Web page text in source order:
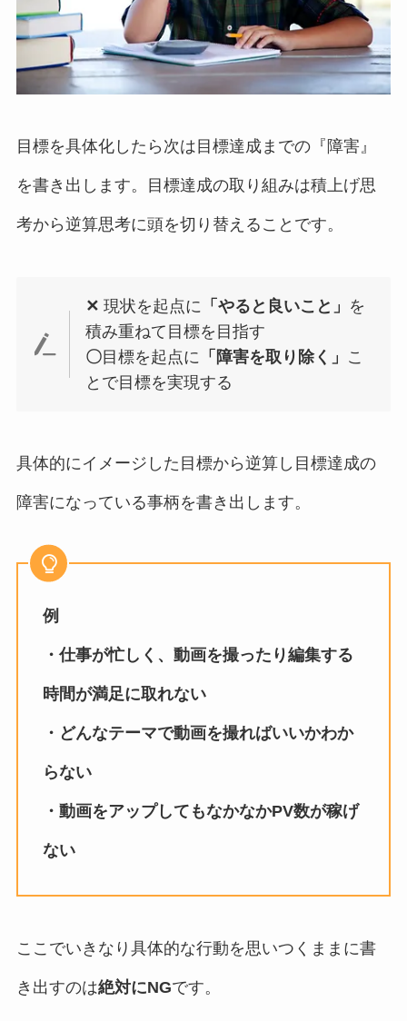
目標を具体化したら次は目標達成までの『障害』
を書き出します。目標達成の取り組みは積上げ思
考から逆算思考に頭を切り替えることです。
✕現状を起点に 「やると良いこと」 を
積み重ねて目標を目指す
〇目標を起点に 「障害を取り除く」 こ
とで目標を実現する
具体的にイメージした目標から逆算し目標達成の
障害になっている事柄を書き出します。
例
・仕事が忙しく、動画を撮ったり編集する
時間が満足に取れない
・どんなテーマで動画を撮ればいいかわか
らない
・動画をアップしてもなかなかPV数が稼げ
ない
ここでいきなり具体的な行動を思いつくままに書
き出すのは絶対にNGです。